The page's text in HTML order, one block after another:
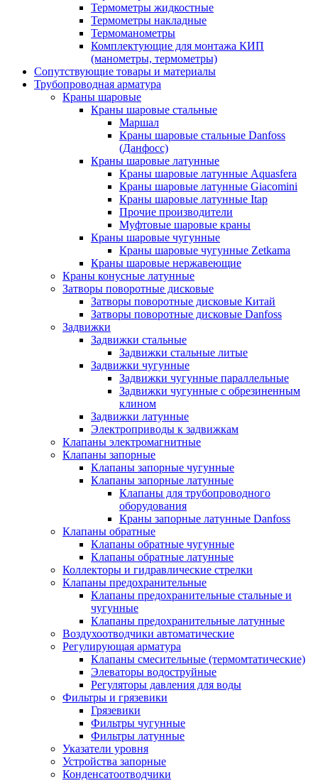
Термометры жидкостные
Термометры накладные
Термоманометры
Комплектующие для монтажа КИП
(манометры, термометры)
Сопутствующие товары и материалы
Трубопроводная арматура
Краны шаровые
Краны шаровые стальные
Маршал
Краны шаровые стальные Danfoss
(Данфосс)
Краны шаровые латунные
Краны шаровые латунные Aquasfera
Краны шаровые латунные Giacomini
Краны шаровые латунные Itap
Прочие производители
Муфтовые шаровые краны
Краны шаровые чугунные
Краны шаровые чугунные Zetkama
Краны шаровые нержавеющие
Краны конусные латунные
Затворы поворотные дисковые
Затворы поворотные дисковые Китай
Затворы поворотные дисковые Danfoss
Задвижки
Задвижки стальные
Задвижки стальные литые
Задвижки чугунные
Задвижки чугунные параллельные
Задвижки чугунные с обрезиненным
клином
Задвижки латунные
Электроприводы к задвижкам
Клапаны электромагнитные
Клапаны запорные
Клапаны запорные чугунные
Клапаны запорные латунные
Клапаны для трубопроводного
оборудования
Краны запорные латунные Danfoss
Клапаны обратные
Клапаны обратные чугунные
Клапаны обратные латунные
Коллекторы и гидравлические стрелки
Клапаны предохранительные
Клапаны предохранительные стальные и
чугунные
Клапаны предохранительные латунные
Воздухоотводчики автоматические
Регулирующая арматура
Клапаны смесительные (термомтатические)
Элеваторы водоструйные
Регуляторы давления для воды
Фильтры и грязевики
Грязевики
Фильтры чугунные
Фильтры латунные
Указатели уровня
Устройства запорные
Конденсатоотводчики